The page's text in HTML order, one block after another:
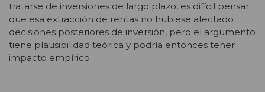
tratarse de inversiones de largo plazo, es difícil pensar
que esa extracción de rentas no hubiese afectado
decisiones posteriores de inversión, pero el argumento
tiene plausibilidad teórica y podría entonces tener
impacto empírico.